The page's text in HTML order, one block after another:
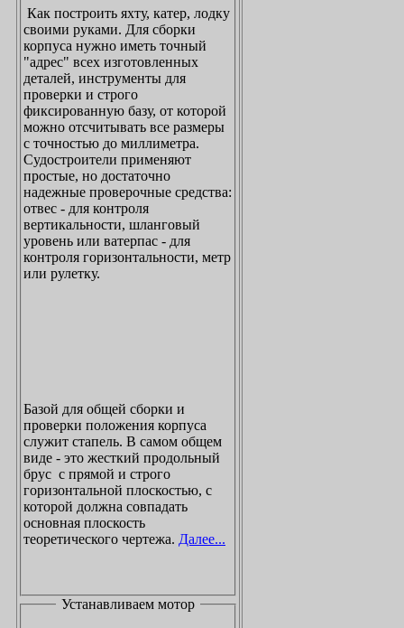
Как построить яхту, катер, лодку
своими руками. Для сборки
корпуса нужно иметь точный
"адрес" всех изготовленных
деталей, инструменты для
проверки и строго
фиксированную базу, от которой
можно отсчитывать все размеры
с точностью до миллиметра.
Судостроители применяют
простые, но достаточно
надежные проверочные средства:
отвес - для контроля
вертикальности, шланговый
уровень или ватерпас - для
контроля горизонтальности, метр
или рулетку.
Базой для общей сборки и
проверки положения корпуса
служит стапель. В самом общем
виде - это жесткий продольный
брус с прямой и строго
горизонтальной плоскостью, с
которой должна совпадать
основная плоскость
теоретического чертежа. Далее...
Устанавливаем мотор